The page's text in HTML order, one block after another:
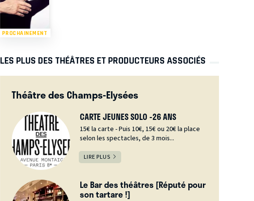
PROCHAINEMENT
LES PLUS DES THÉÂTRES ET PRODUCTEURS ASSOCIÉS
Théâtre des Champs-Elysées
CARTE JEUNES SOLO -26 ANS
15€ la carte - Puis 10€, 15€ ou 20€ la place
selon les spectacles, de 3 mois...
LIRE PLUS
Le Bar des théâtres [Réputé pour
son tartare !]